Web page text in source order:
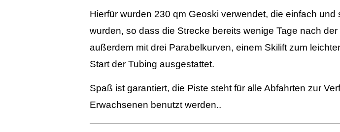
Hierfür wurden 230 qm Geoski verwendet, die einfach
wurden, so dass die Strecke bereits wenige Tage nach
außerdem mit drei Parabelkurven, einem Skilift zum
Start der Tubing ausgestattet.
Spaß ist garantiert, die Piste steht für alle Abfahrten zur
Erwachsenen benutzt werden..